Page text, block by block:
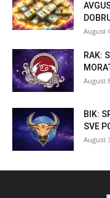
August
RAK:
August
BIK:
SVE
August